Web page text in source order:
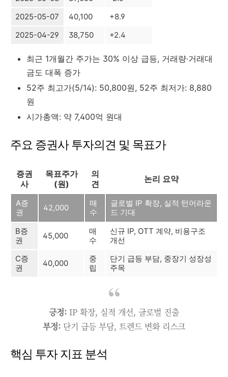
2025-05-07
40,100
+8.9
2025-04-29
38,750 +2.4
최근 1개월간 주가는 30% 이상 급등, 거래량·거래대
금도 대폭 증가
52주 최고가(5/14): 50,800원, 52주 최저가: 8,880
원
시가총액: 약 7,400억 원대
주요 증권사 투자의견 및 목표가
증권
사
목표주가
(원)
의
견
논리 요약
A증
권
42,000
매
수
글로벌 IP 확장, 실적 턴어라운
드 기대
B증
권
45,000
매
수
신규 IP, OTT 계약, 비용구조
개선
C증
권
40,000
중
립
단기 급등 부담, 중장기 성장성
주목
긍정: IP 확장, 실적 개선, 글로벌 진출
부정: 단기 급등 부담, 트렌드 변화 리스크
핵심 투자 지표 분석